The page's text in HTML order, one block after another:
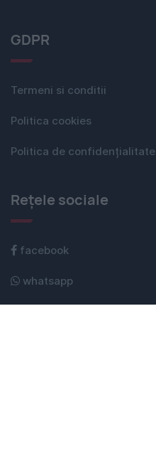
GDPR
Termeni si conditii
Politica cookies
Politica de confidențialitate
Rețele sociale
facebook
whatsapp